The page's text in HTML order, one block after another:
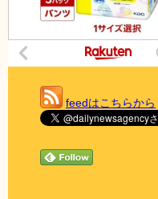
feedはこちらから